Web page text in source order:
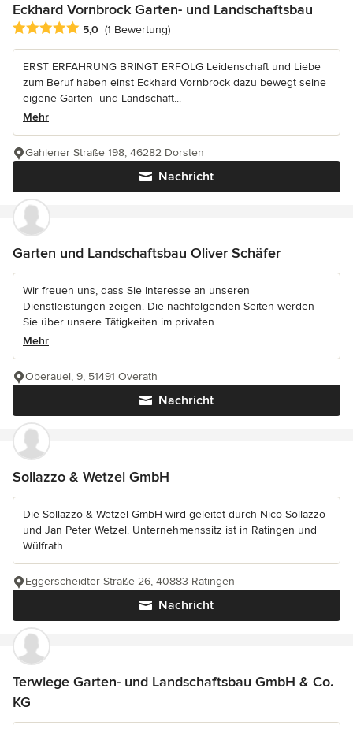
Eckhard Vornbrock Garten- und Landschaftsbau
Durchschnittliche Bewertung: 5 von 5 Sternen
5,0 (1 Bewertung)
ERST ERFAHRUNG BRINGT ERFOLG Leidenschaft und Liebe
zum Beruf haben einst Eckhard Vornbrock dazu bewegt seine
eigene Garten- und Landschaft...
Mehr
Nachricht
Gahlener Straße 198, 46282 Dorsten
Garten und Landschaftsbau Oliver Schäfer
Wir freuen uns, dass Sie Interesse an unseren
Dienstleistungen zeigen. Die nachfolgenden Seiten werden
Sie über unsere Tätigkeiten im privaten...
Mehr
Nachricht
Oberauel, 9, 51491 Overath
Sollazzo & Wetzel GmbH
Die Sollazzo & Wetzel GmbH wird geleitet durch Nico Sollazzo
und Jan Peter Wetzel. Unternehmenssitz ist in Ratingen und
Wülfrath.
Nachricht
Eggerscheidter Straße 26, 40883 Ratingen
Terwiege Garten- und Landschaftsbau GmbH & Co.
KG